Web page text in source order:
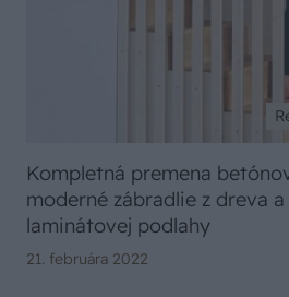
Kompletná premena
moderné zábradlie z dreva
laminátovej podlahy
21. februára 2022